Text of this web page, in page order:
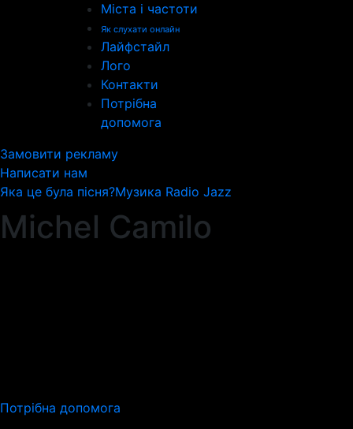
Міста і частоти
Як слухати онлайн
Лайфстайл
Лого
Контакти
Потрібна
допомога
Замовити рекламу
Написати нам
Яка це була пісня?Музика Radio Jazz
Michel Camilo
Потрібна допомога